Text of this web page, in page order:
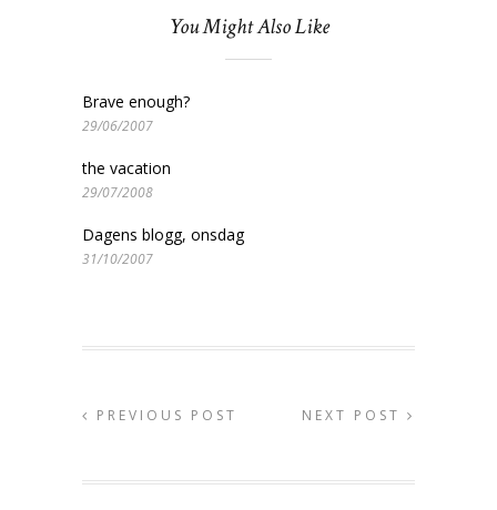
You Might Also Like
Brave enough?
29/06/2007
the vacation
29/07/2008
Dagens blogg, onsdag
31/10/2007
PREVIOUS POST NEXT POST